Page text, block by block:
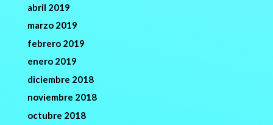
abril 2019
marzo 2019
febrero 2019
enero 2019
diciembre 2018
noviembre 2018
octubre 2018